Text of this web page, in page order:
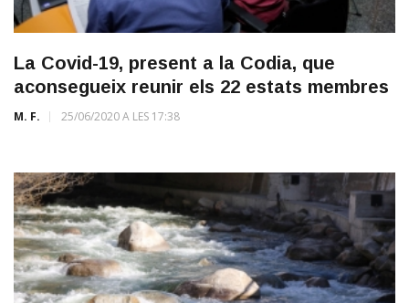
La Covid-19, present a la Codia, que
aconsegueix reunir els 22 estats membres
M. F. 25/06/2020 A LES 17:38